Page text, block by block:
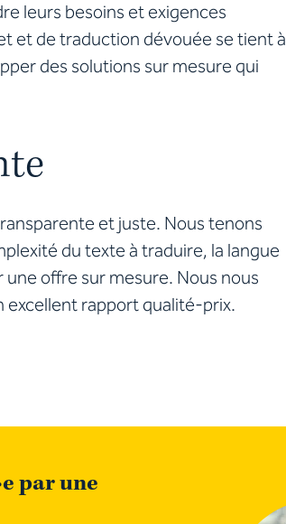
leurs besoins et exigences
et de traduction dévouée se tient à
des solutions sur mesure qui
et juste. Nous tenons
du texte à traduire, la langue
offre sur mesure. Nous nous
excellent rapport qualité-prix.
par une